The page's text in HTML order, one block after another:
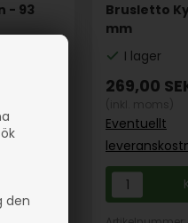
den
- 93
Brusletto
mm
I lager
269,00
Eventuellt